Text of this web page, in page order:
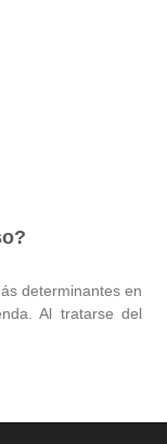
determinantes en
Al tratarse del